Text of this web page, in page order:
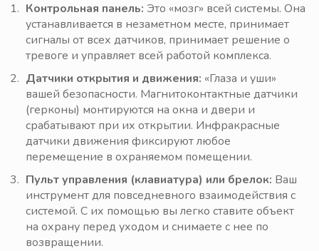
Контрольная панель: Это «мозг» всей системы. Она
устанавливается в незаметном месте, принимает
сигналы от всех датчиков, принимает решение о
тревоге и управляет всей работой комплекса.
Датчики открытия и движения: «Глаза и уши»
вашей безопасности. Магнитоконтактные датчики
(герконы) монтируются на окна и двери и
срабатывают при их открытии. Инфракрасные
датчики движения фиксируют любое
перемещение в охраняемом помещении.
Пульт управления (клавиатура) или брелок: Ваш
инструмент для повседневного взаимодействия с
системой. С их помощью вы легко ставите объект
на охрану перед уходом и снимаете с нее по
возвращении.